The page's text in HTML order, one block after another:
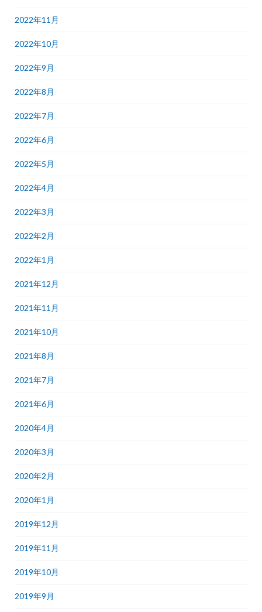
2022年11月
2022年10月
2022年9月
2022年8月
2022年7月
2022年6月
2022年5月
2022年4月
2022年3月
2022年2月
2022年1月
2021年12月
2021年11月
2021年10月
2021年8月
2021年7月
2021年6月
2020年4月
2020年3月
2020年2月
2020年1月
2019年12月
2019年11月
2019年10月
2019年9月